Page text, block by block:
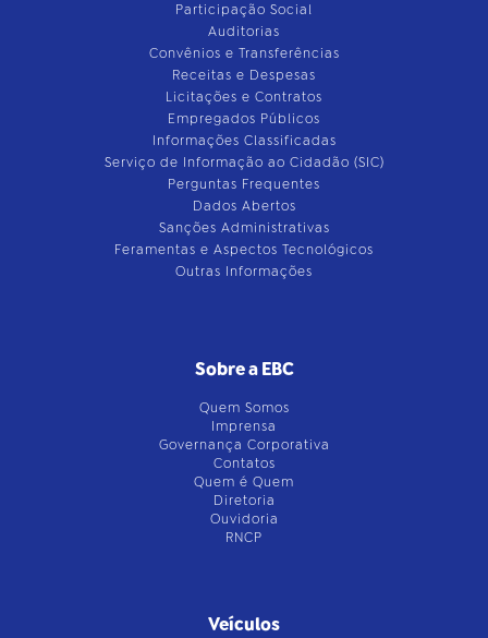
Participação Social
Auditorias
Convênios e Transferências
Receitas e Despesas
Licitações e Contratos
Empregados Públicos
Informações Classificadas
Serviço de Informação ao Cidadão (SIC)
Perguntas Frequentes
Dados Abertos
Sanções Administrativas
Feramentas e Aspectos Tecnológicos
Outras Informações
Sobre a EBC
Quem Somos
Imprensa
Governança Corporativa
Contatos
Quem é Quem
Diretoria
Ouvidoria
RNCP
Veículos